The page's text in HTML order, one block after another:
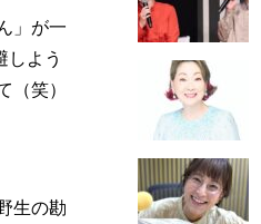
」が一
しよう
（笑）
生の勘